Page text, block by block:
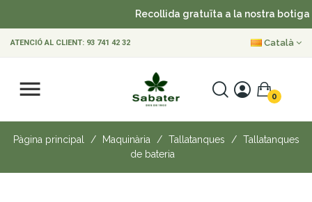
Recollida gratuïta a la nostra botiga
ATENCIÓ AL CLIENT: 93 741 42 32 Català
0
Pàgina principal Maquinària Tallatanques
Tallatanques
de bateria